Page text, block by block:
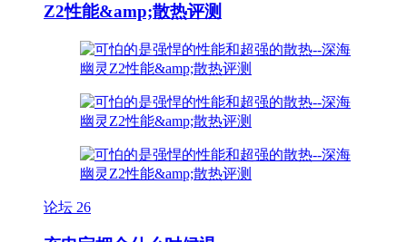
Z2性能&amp;散热评测
论坛 26